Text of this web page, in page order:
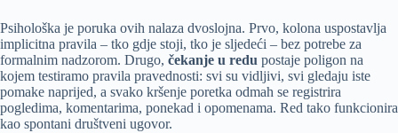
Psihološka je poruka ovih nalaza dvoslojna. Prvo, kolona uspostavlja
implicitna pravila – tko gdje stoji, tko je sljedeći – bez potrebe za
formalnim nadzorom. Drugo, čekanje u redu postaje poligon na
kojem testiramo pravila pravednosti: svi su vidljivi, svi gledaju iste
pomake naprijed, a svako kršenje poretka odmah se registrira
pogledima, komentarima, ponekad i opomenama. Red tako funkcionira
kao spontani društveni ugovor.